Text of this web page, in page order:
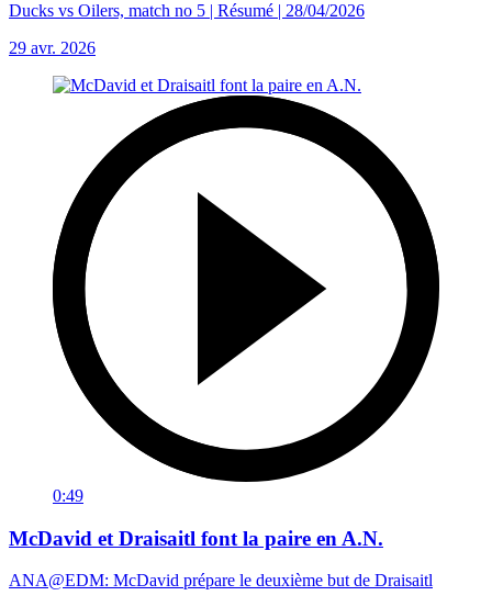
Ducks vs Oilers, match no 5 | Résumé | 28/04/2026
29 avr. 2026
0:49
McDavid et Draisaitl font la paire en A.N.
ANA@EDM: McDavid prépare le deuxième but de Draisaitl